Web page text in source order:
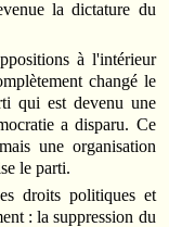
la dictature du
à l'intérieur
changé le
qui est devenu une
a disparu. Ce
une organisation
le parti.
droits politiques et
: la suppression du